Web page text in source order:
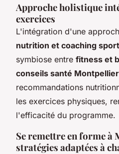
Approche holistique
exercices
L'intégration d'une
nutrition et coaching
symbiose entre fitness et
conseils santé Montpellier
recommandations
les exercices physiques,
l'efficacité du programme.
Se remettre en forme à
stratégies adaptées à